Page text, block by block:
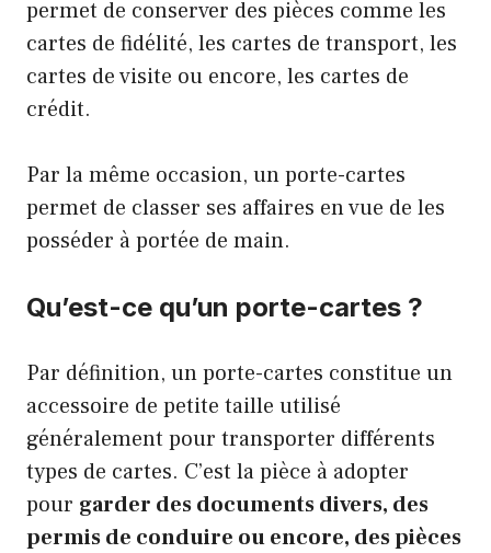
permet de conserver des pièces comme les
cartes de fidélité, les cartes de transport, les
cartes de visite ou encore, les cartes de
crédit.
Par la même occasion, un porte-cartes
permet de classer ses affaires en vue de les
posséder à portée de main.
Qu’est-ce qu’un porte-cartes ?
Par définition, un porte-cartes constitue un
accessoire de petite taille utilisé
généralement pour transporter différents
types de cartes. C’est la pièce à adopter
pour garder des documents divers, des
permis de conduire ou encore, des pièces